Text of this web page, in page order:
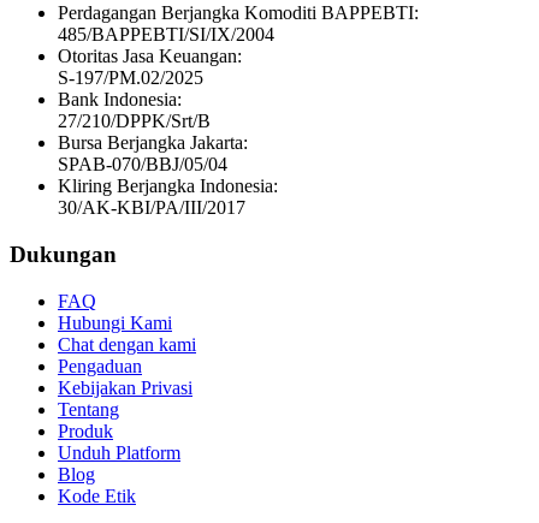
Perdagangan Berjangka Komoditi BAPPEBTI:
485/BAPPEBTI/SI/IX/2004
Otoritas Jasa Keuangan:
S-197/PM.02/2025
Bank Indonesia:
27/210/DPPK/Srt/B
Bursa Berjangka Jakarta:
SPAB-070/BBJ/05/04
Kliring Berjangka Indonesia:
30/AK-KBI/PA/III/2017
Dukungan
FAQ
Hubungi Kami
Chat dengan kami
Pengaduan
Kebijakan Privasi
Tentang
Produk
Unduh Platform
Blog
Kode Etik